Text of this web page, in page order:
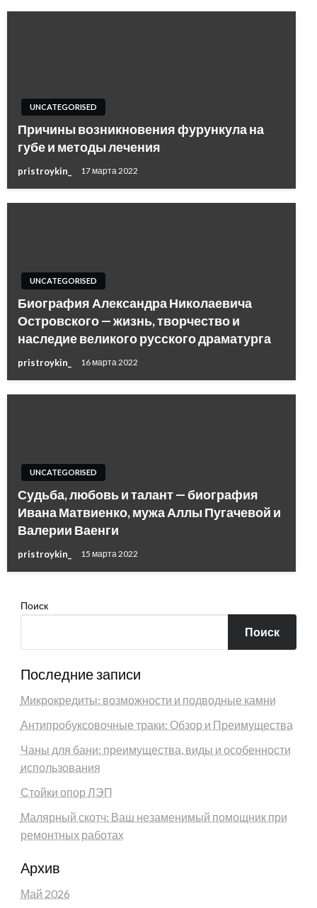
UNCATEGORISED
Причины возникновения фурункула на
губе и методы лечения
pristroykin_ 17 марта 2022
UNCATEGORISED
Биография Александра Николаевича
Островского — жизнь, творчество и
наследие великого русского драматурга
pristroykin_ 16 марта 2022
UNCATEGORISED
Судьба, любовь и талант — биография
Ивана Матвиенко, мужа Аллы Пугачевой и
Валерии Ваенги
pristroykin_ 15 марта 2022
Поиск
Поиск
Последние записи
Микрокредиты: возможности и подводные камни
Антипробуксовочные траки: Обзор и Преимущества
Чаны для бани: преимущества, виды и особенности
использования
Стойки опор ЛЭП
Малярный скотч: Ваш незаменимый помощник при
ремонтных работах
Архив
Май 2026